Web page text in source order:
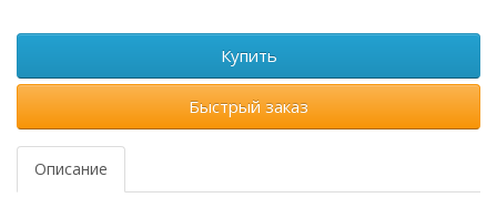
Купить
Быстрый заказ
Описание